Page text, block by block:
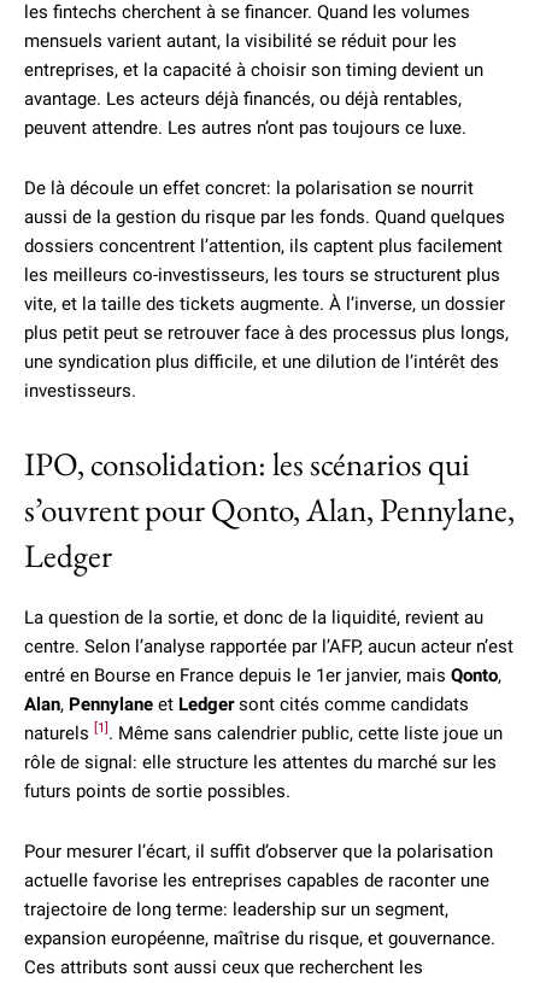
les fintechs cherchent à se financer. Quand les volumes
mensuels varient autant, la visibilité se réduit pour les
entreprises, et la capacité à choisir son timing devient un
avantage. Les acteurs déjà financés, ou déjà rentables,
peuvent attendre. Les autres n’ont pas toujours ce luxe.
De là découle un effet concret: la polarisation se nourrit
aussi de la gestion du risque par les fonds. Quand quelques
dossiers concentrent l’attention, ils captent plus facilement
les meilleurs co-investisseurs, les tours se structurent plus
vite, et la taille des tickets augmente. À l’inverse, un dossier
plus petit peut se retrouver face à des processus plus longs,
une syndication plus difficile, et une dilution de l’intérêt des
investisseurs.
IPO, consolidation: les scénarios qui
s’ouvrent pour Qonto, Alan, Pennylane,
Ledger
La question de la sortie, et donc de la liquidité, revient au
centre. Selon l’analyse rapportée par l’AFP, aucun acteur n’est
entré en Bourse en France depuis le 1er janvier, mais Qonto,
Alan, Pennylane et Ledgersont cités comme candidats
naturels
[1] . Même sans calendrier public, cette liste joue un
rôle de signal: elle structure les attentes du marché sur les
futurs points de sortie possibles.
Pour mesurer l’écart, il suffit d’observer que la polarisation
actuelle favorise les entreprises capables de raconter une
trajectoire de long terme: leadership sur un segment,
expansion européenne, maîtrise du risque, et gouvernance.
Ces attributs sont aussi ceux que recherchent les